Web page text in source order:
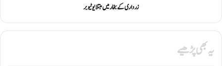
زرداری کے بخار میں مبتلا یو ٹیوبر
یہ بھی پڑھیے